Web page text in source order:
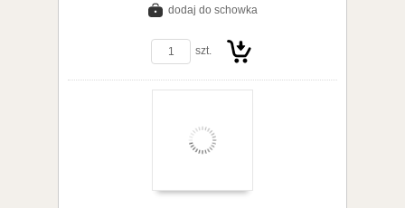
dodaj do schowka
szt.